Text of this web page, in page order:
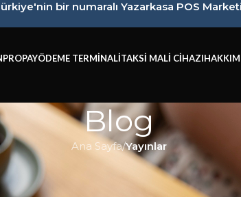
bir numaralı Yazarkasa POS
PROPAYÖDEME TERMINALITAKSI MALI CIHAZI
Blog
Ana Sayfa/Yayınlar
YAYINLAR
Yeni Nesil Android